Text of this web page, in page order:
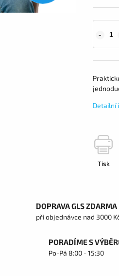
Detailní
Tisk
DOPRAVA GLS ZDARMA
při objednávce nad 3000
PORADÍME S
Po-Pá 8:00 - 15:30